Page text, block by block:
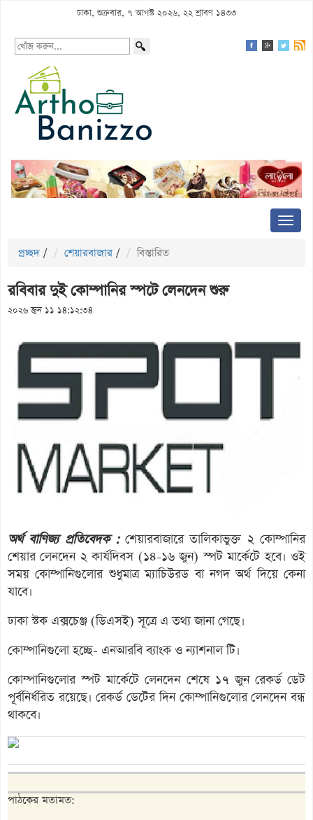
ঢাকা, শুক্রবার, ৭ আগস্ট ২০২৬, ২২ শ্রাবণ ১৪৩৩
প্রচ্ছদ / শেয়ারবাজার / বিস্তারিত
রবিবার দুই কোম্পানির স্পটে লেনদেন শুরু
২০২৬ জুন ১১ ১৪:১২:৩৪
অর্থ বাণিজ্য প্রতিবেদক :শেয়ারবাজারে তালিকাভুক্ত ২ কোম্পানির
শেয়ার লেনদেন ২ কার্যদিবস (১৪-১৬ জুন) স্পট মার্কেটে হবে। ওই
সময় কোম্পানিগুলোর শুধুমাত্র ম্যাচিউরড বা নগদ অর্থ দিয়ে কেনা
যাবে।
ঢাকা স্টক এক্সচেঞ্জ (ডিএসই) সূত্রে এ তথ্য জানা গেছে।
কোম্পানিগুলো হচ্ছে- এনআরবি ব্যাংক ও ন্যাশনাল টি।
কোম্পানিগুলোর স্পট মার্কেটে লেনদেন শেষে ১৭ জুন রেকর্ড ডেট
পূর্বনির্ধরিত রয়েছে। রেকর্ড ডেটের দিন কোম্পানিগুলোর লেনদেন বন্ধ
থাকবে।
পাঠকের মতামত: